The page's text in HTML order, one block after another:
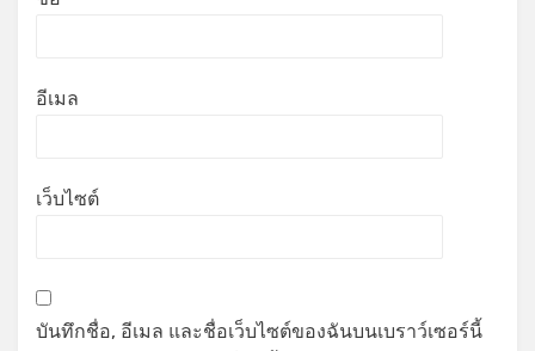
อีเมล
เว็บไซต์
บันทึกชื่อ, อีเมล และชื่อเว็บไซต์ของฉันบนเบราว์เซอร์นี้